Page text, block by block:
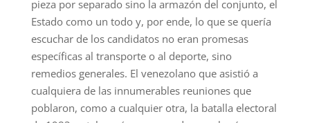
pieza por separado sino la armazón del conjunto, el
Estado como un todo y, por ende, lo que se quería
escuchar de los candidatos no eran promesas
específicas al transporte o al deporte, sino
remedios generales. El venezolano que asistió a
cualquiera de las innumerables reuniones que
poblaron, como a cualquier otra, la batalla electoral